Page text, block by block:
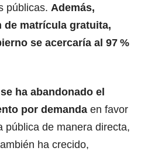
públicas. Además,
de matrícula gratuita,
se acercaría al 97 %
se ha abandonado el
por demanda en favor
pública de manera directa,
ha crecido,